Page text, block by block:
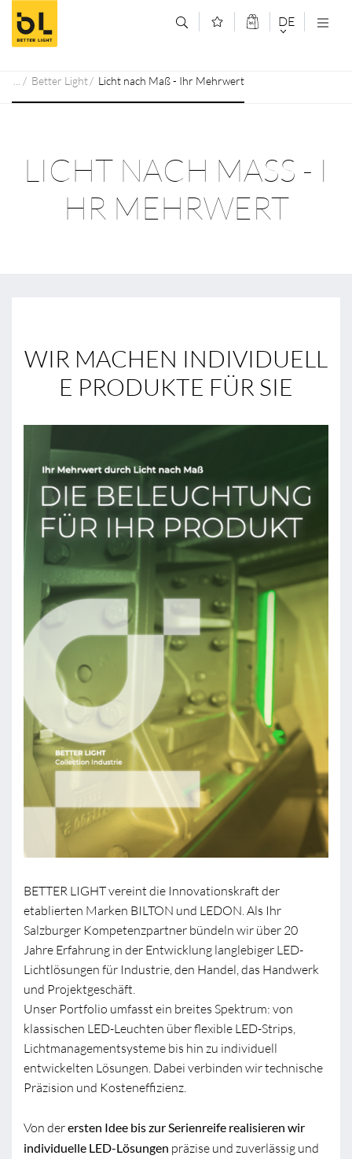
Zum Inhalt springen (Alt+0)
Zum Hauptmenü springen (Alt+1) DE
DEUTSCH
Better Light Licht nach Maß - Ihr Mehrwert
LICHT NACH MASS - IH
R MEHRWERT
WIR MACHEN INDIVIDUELL
E PRODUKTE FÜR SIE
BETTER LIGHT vereint die Innovationskraft der
etablierten Marken BILTON und LEDON. Als Ihr
Salzburger Kompetenzpartner bündeln wir über 20
Jahre Erfahrung in der Entwicklung langlebiger LED-
Lichtlösungen für Industrie, den Handel, das Handwerk
und Projektgeschäft.
Unser Portfolio umfasst ein breites Spektrum: von
klassischen LED-Leuchten über flexible LED-Strips,
Lichtmanagementsysteme bis hin zu individuell
entwickelten Lösungen. Dabei verbinden wir technische
Präzision und Kosteneffizienz.
Von derersten Idee bis zur Serienreife realisieren wir
individuelle LED-Lösungen präzise und zuverlässig und